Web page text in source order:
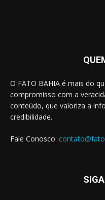
O FATO BAHIA é mais do
compromisso com a
conteúdo, que valoriza a
credibilidade.
Fale Conosco: